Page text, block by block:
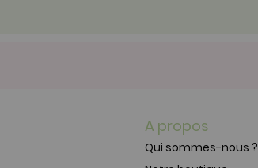
A propos
Qui sommes-nous ?